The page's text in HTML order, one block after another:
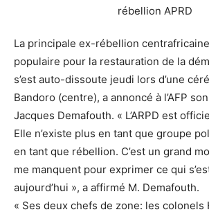
La principale ex-rébellion centrafricaine
populaire pour la restauration de la
s’est auto-dissoute jeudi lors d’une
Bandoro (centre), a annoncé à l’AFP
Jacques Demafouth. « L’ARPD est
Elle n’existe plus en tant que groupe
en tant que rébellion. C’est un grand
me manquent pour exprimer ce qui
aujourd’hui », a affirmé M. Demafouth.
« Ses deux chefs de zone: les colonels